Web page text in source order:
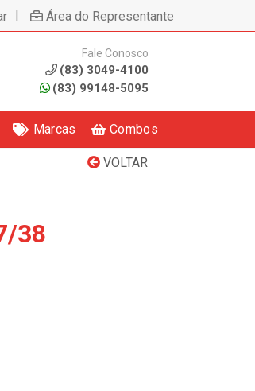
| Área do Representante
Fale Conosco
(83) 3049-4100
(83) 99148-5095
Marcas Combos
VOLTAR
38